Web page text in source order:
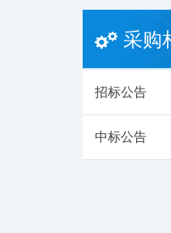
采购
招标公告
中标公告